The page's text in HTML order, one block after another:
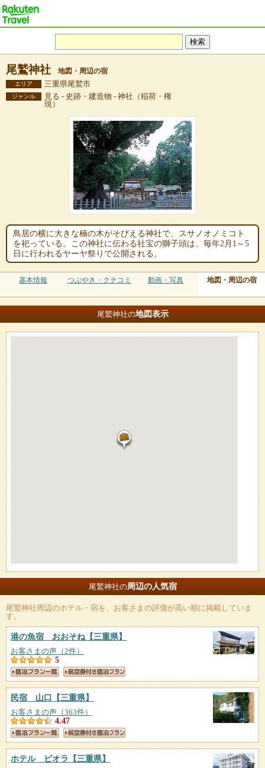
尾鷲神社 地図・周辺の宿
エリア 三重県尾鷲市
ジャンル
見る - 史跡・建造物 - 神社（稲荷・権
現）
鳥居の横に大きな楠の木がそびえる神社で、スサノオノミコト
を祀っている。この神社に伝わる社宝の獅子頭は、毎年2月1～5
日に行われるヤーヤ祭りで公開される。
基本情報 つぶやき・クチコミ 動画・写真 地図・周辺の宿
尾鷲神社の地図表示
尾鷲神社の周辺の人気宿
尾鷲神社周辺のホテル・宿を、お客さまの評価が高い順に掲載していま
す。
港の魚宿 おおそね 【三重県】
お客さまの声（2件）
5
民宿 山口 【三重県】
お客さまの声（363件）
4.47
ホテル ビオラ 【三重県】